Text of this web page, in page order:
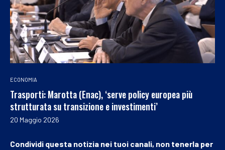
ECONOMIA
Trasporti: Marotta (Enac), ‘serve policy europea più
strutturata su transizione e investimenti’
20 Maggio 2026
Condividi questa notizia nei tuoi canali, non tenerla per